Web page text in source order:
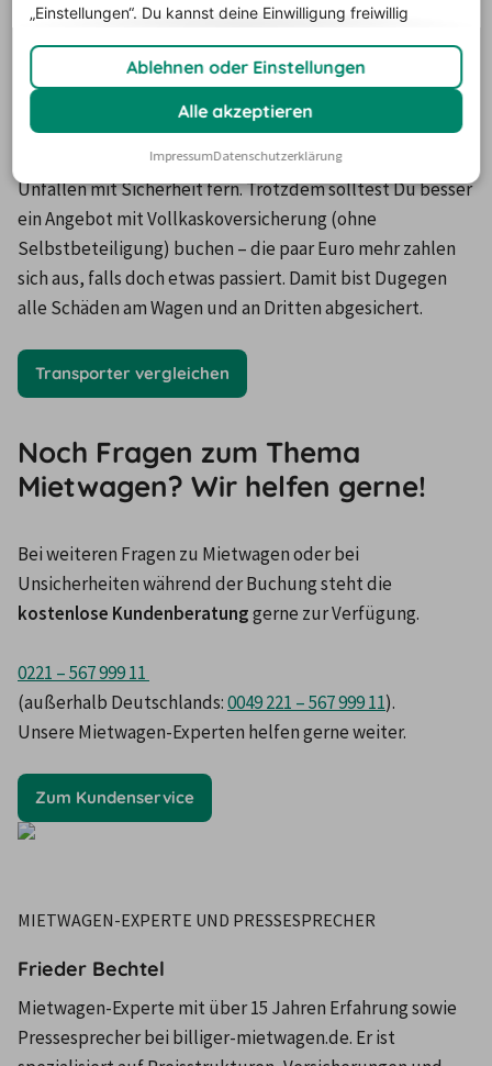
Transporterfahren
Wenn du diese Tipps beherzigst, bleibst Du Schäden und
Unfällen mit Sicherheit fern. Trotzdem solltest Du besser
ein Angebot mit Vollkaskoversicherung (ohne
Selbstbeteiligung) buchen – die paar Euro mehr zahlen
sich aus, falls doch etwas passiert. Damit bist Dugegen
Transporter vergleichen
Noch Fragen zum Thema
Mietwagen? Wir helfen gerne!
Bei weiteren Fragen zu Mietwagen oder bei
kostenlose Kundenberatung gerne zur Verfügung.
0221 – 567 999 11
(außerhalb Deutschlands: 0049 221 – 567 999 11).
Unsere Mietwagen-Experten helfen gerne weiter.
Zum Kundenservice
MIETWAGEN-EXPERTE UND PRESSESPRECHER
Frieder Bechtel
Mietwagen-Experte mit über 15 Jahren Erfahrung sowie
Pressesprecher bei billiger-mietwagen.de. Er ist
„Einstellungen“. Du kannst deine Einwilligung freiwillig
Ablehnen oder Einstellungen
Alle akzeptieren
ImpressumDatenschutzerklärung